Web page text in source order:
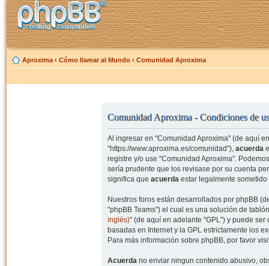
Aproxima ‹ Cómo llamar al Mundo ‹ Comunidad Aproxima
Comunidad Aproxima - Condiciones de
Al ingresar en "Comunidad Aproxima" (de aquí
"https://www.aproxima.es/comunidad"), acuerda
registre y/o use "Comunidad Aproxima".
sería prudente que los revisase por su cuenta
significa que acuerdaestar legalmente sometido
Nuestros foros están desarrollados por phpBB
"phpBB Teams") el cual es una solución de
inglés)" (de aquí en adelante "GPL") y puede
basadas en Internet y la GPL estrictamente los
Para más información sobre phpBB, por favor
Acuerdano enviar ningun contenido abusivo,